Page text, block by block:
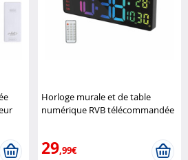
Horloge murale et de table
numérique RVB télécommandée
29,99€